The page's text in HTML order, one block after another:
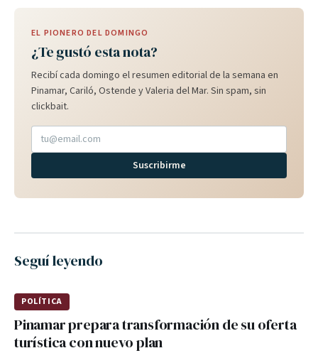
EL PIONERO DEL DOMINGO
¿Te gustó esta nota?
Recibí cada domingo el resumen editorial de la semana en
Pinamar, Cariló, Ostende y Valeria del Mar. Sin spam, sin
clickbait.
Suscribirme
Seguí leyendo
POLÍTICA
Pinamar prepara transformación de su oferta
turística con nuevo plan